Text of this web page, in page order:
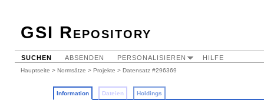
GSI Repository
SUCHEN ABSENDEN PERSONALISIEREN HILFE
Hauptseite > Normsätze > Projekte > Datensatz #296369
Information Dateien Holdings